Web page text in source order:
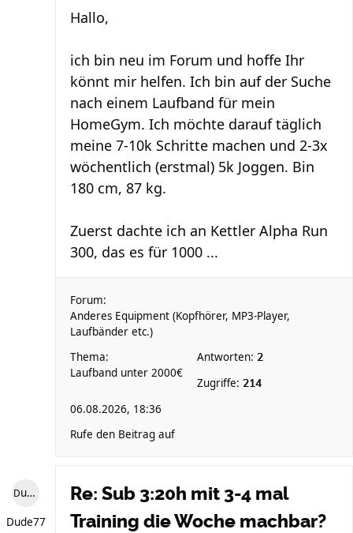
Hallo,
ich bin neu im Forum und hoffe Ihr
könnt mir helfen. Ich bin auf der Suche
nach einem Laufband für mein
HomeGym. Ich möchte darauf täglich
meine 7-10k Schritte machen und 2-3x
wöchentlich (erstmal) 5k Joggen. Bin
180 cm, 87 kg.
Zuerst dachte ich an Kettler Alpha Run
300, das es für 1000 ...
Forum:
Anderes Equipment (Kopfhörer, MP3-Player,
Laufbänder etc.)
Thema:
Laufband unter 2000€
Antworten: 2
Zugriffe: 214
06.08.2026, 18:36
Rufe den Beitrag auf
Dude77
Dude77
Re: Sub 3:20h mit 3-4 mal
Training die Woche machbar?